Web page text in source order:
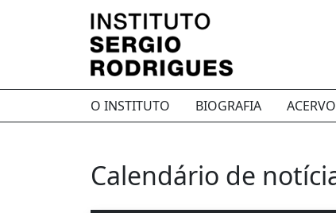
O INSTITUTO BIOGRAFIA ACERVO
Calendário de